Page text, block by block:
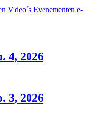
Video´s Evenementen e-
4, 2026
3, 2026